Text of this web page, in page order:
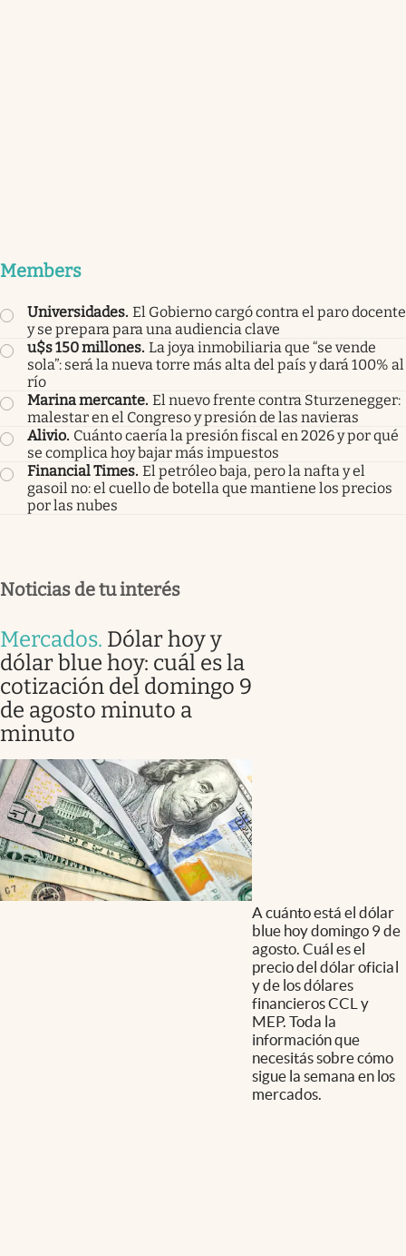
Members
Universidades. El Gobierno cargó contra el paro docente
y se prepara para una audiencia clave
u$s 150 millones. La joya inmobiliaria que “se vende
sola”: será la nueva torre más alta del país y dará 100% al
río
Marina mercante. El nuevo frente contra Sturzenegger:
malestar en el Congreso y presión de las navieras
Alivio. Cuánto caería la presión fiscal en 2026 y por qué
se complica hoy bajar más impuestos
Financial Times. El petróleo baja, pero la nafta y el
gasoil no: el cuello de botella que mantiene los precios
por las nubes
Noticias de tu interés
Mercados. Dólar hoy y
dólar blue hoy: cuál es la
cotización del domingo 9
de agosto minuto a
minuto
A cuánto está el dólar
blue hoy domingo 9 de
agosto. Cuál es el
precio del dólar oficial
y de los dólares
financieros CCL y
MEP. Toda la
información que
necesitás sobre cómo
sigue la semana en los
mercados.